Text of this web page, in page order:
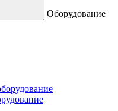
Оборудование